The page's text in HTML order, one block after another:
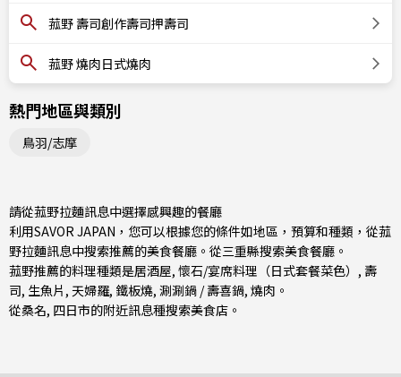
菰野 壽司創作壽司押壽司
菰野 燒肉日式燒肉
熱門地區與類別
鳥羽/志摩
請從菰野拉麵訊息中選擇感興趣的餐廳
利用SAVOR JAPAN，您可以根據您的條件如地區，預算和種類，從菰
野拉麵訊息中搜索推薦的美食餐廳。從三重縣搜索美食餐廳。
菰野推薦的料理種類是居酒屋, 懷石/宴席料理（日式套餐菜色） , 壽
司, 生魚片 , 天婦羅, 鐵板燒, 涮涮鍋 / 壽喜鍋, 燒肉 。
從桑名, 四日市的附近訊息種搜索美食店。